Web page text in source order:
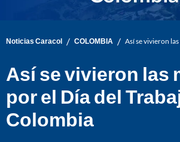
Noticias Caracol / COLOMBIA / Así se vivieron
Así se vivieron las
por el Día del
Colombia